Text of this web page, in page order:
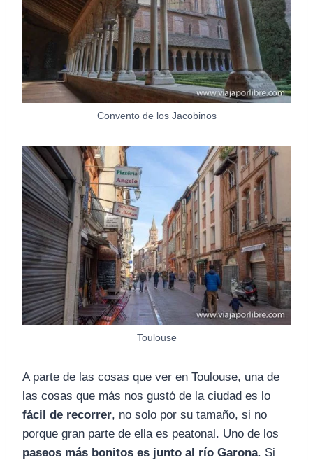
Convento de los Jacobinos
Toulouse
A parte de las cosas que ver en Toulouse, una de
las cosas que más nos gustó de la ciudad es lo
fácil de recorrer, no solo por su tamaño, si no
porque gran parte de ella es peatonal. Uno de los
paseos más bonitos es junto al río Garona. Si